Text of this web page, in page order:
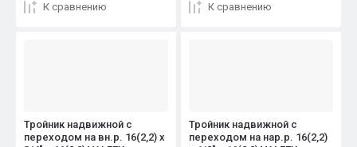
К сравнению К сравнению
Тройник надвижной с
переходом на вн.р. 16(2,2) х
Тройник надвижной с
переходом на нар.р. 16(2,2)